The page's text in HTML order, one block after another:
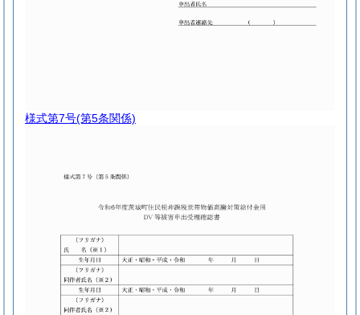
様式第7号(第5条関係)